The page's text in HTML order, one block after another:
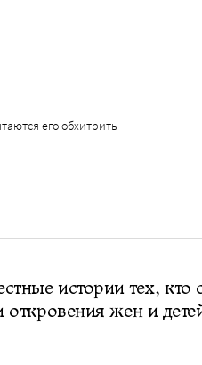
его обхитрить
истории тех, кто
откровения жен и